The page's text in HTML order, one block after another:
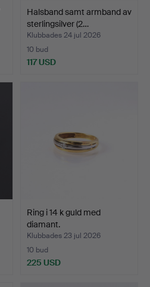
Halsband samt armband av
sterlingsilver (2…
Klubbades 24 jul 2026
10 bud
117 USD
Ring i 14 k guld med
diamant.
Klubbades 23 jul 2026
10 bud
225 USD